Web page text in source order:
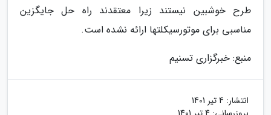
طرح خوشبین نیستند زیرا معتقدند راه حل جایگزین
مناسبی برای موتورسیکلتها ارائه نشده است.
منبع: خبرگزاری تسنیم
انتشار: 4 تیر 1401